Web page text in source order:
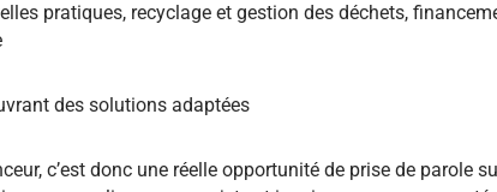
pratiques, recyclage et gestion des déchets,
des solutions adaptées
c’est donc une réelle opportunité de prise de parole